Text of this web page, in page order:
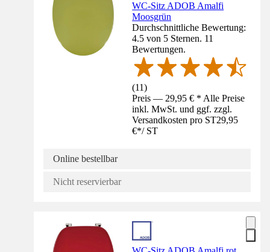
WC-Sitz ADOB Amalfi
Moosgrün
Durchschnittliche Bewertung:
4.5 von 5 Sternen. 11
Bewertungen.
(11)
Preis — 29,95 € * Alle Preise
inkl. MwSt. und ggf. zzgl.
Versandkosten pro ST29,95
€*/ ST
Online bestellbar
Nicht reservierbar